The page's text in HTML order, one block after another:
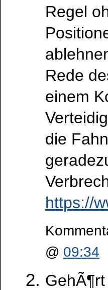
Regel
Rede
einem
die
https://
@ 09:34